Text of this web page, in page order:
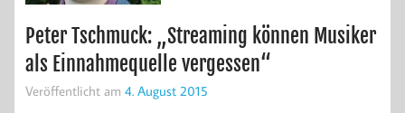
Peter Tschmuck: „Streaming können Musiker
als Einnahmequelle vergessen“
Veröffentlicht am 4. August 2015